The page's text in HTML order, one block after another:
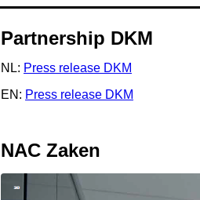
Partnership DKM
NL: Press release DKM
EN: Press release DKM
NAC Zaken